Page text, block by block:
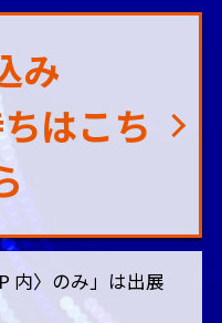
み
はこち
内〉のみ」は出展